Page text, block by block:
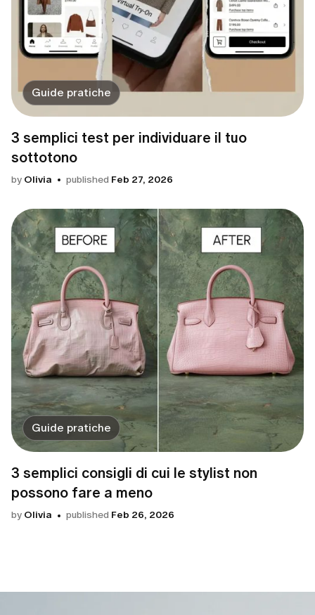
Guide pratiche
3 semplici test per individuare il tuo
sottotono
by Olivia published Feb 27, 2026
Guide pratiche
3 semplici consigli di cui le stylist non
possono fare a meno
by Olivia published Feb 26, 2026